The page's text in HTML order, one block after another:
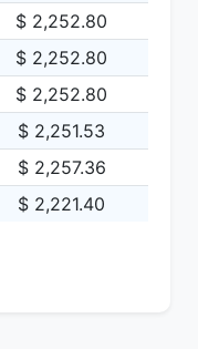
$ 2,252.80
$ 2,252.80
$ 2,252.80
$ 2,251.53
$ 2,257.36
$ 2,221.40